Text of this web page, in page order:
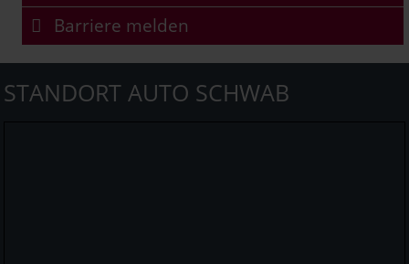
Barriere melden
STANDORT AUTO SCHWAB